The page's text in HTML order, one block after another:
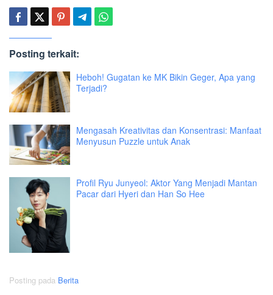
Posting terkait:
Heboh! Gugatan ke MK Bikin Geger, Apa yang
Terjadi?
Mengasah Kreativitas dan Konsentrasi: Manfaat
Menyusun Puzzle untuk Anak
Profil Ryu Junyeol: Aktor Yang Menjadi Mantan
Pacar dari Hyeri dan Han So Hee
Posting pada Berita